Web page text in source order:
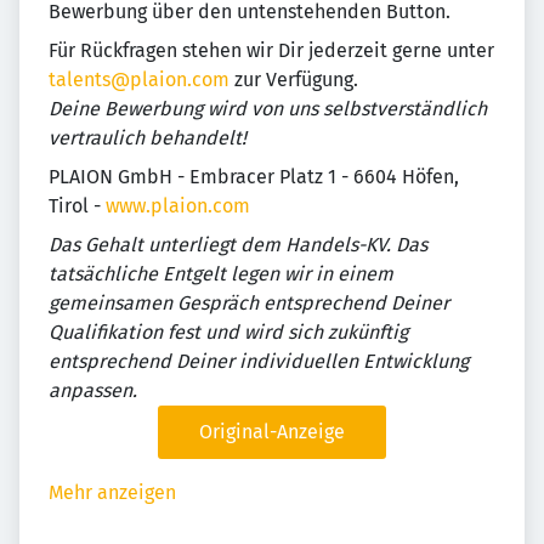
Bewerbung über den untenstehenden Button.
Für Rückfragen stehen wir Dir jederzeit gerne unter
talents@plaion.com zur Verfügung.
Deine Bewerbung wird von uns selbstverständlich
vertraulich behandelt!
PLAION GmbH - Embracer Platz 1 - 6604 Höfen,
Tirol - www.plaion.com
Das Gehalt unterliegt dem Handels-KV. Das
tatsächliche Entgelt legen wir in einem
gemeinsamen Gespräch entsprechend Deiner
Qualifikation fest und wird sich zukünftig
entsprechend Deiner individuellen Entwicklung
anpassen.
Original-Anzeige
Mehr anzeigen